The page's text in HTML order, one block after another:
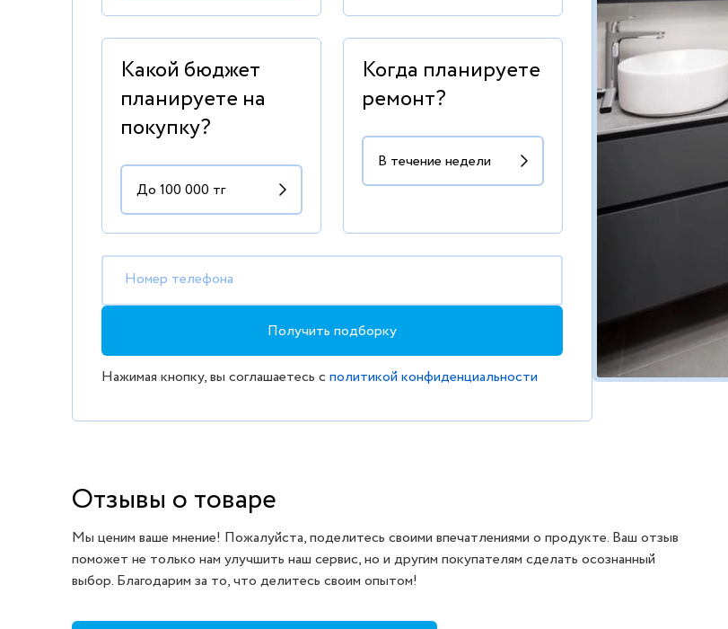
Какой бюджет
планируете на
покупку?
Когда планируете
ремонт?
Номер телефона
Получить подборку
Нажимая кнопку, вы соглашаетесь сполитикой конфиденциальности
Отзывы о товаре
Мы ценим ваше мнение! Пожалуйста, поделитесь своими впечатлениями о продукте. Ваш отзыв
поможет не только нам улучшить наш сервис, но и другим покупателям сделать осознанный
выбор. Благодарим за то, что делитесь своим опытом!